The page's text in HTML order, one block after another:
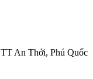
An Thới, Phú Quốc